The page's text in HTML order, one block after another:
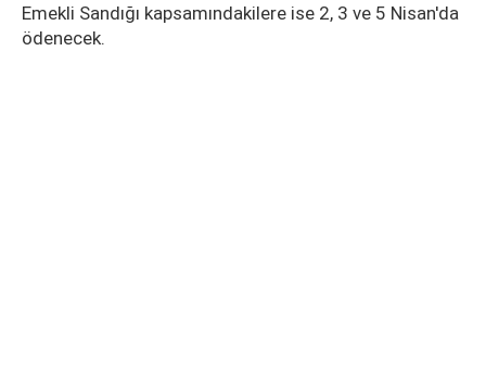
Emekli Sandığı kapsamındakilere ise 2, 3 ve 5 Nisan'da
ödenecek.